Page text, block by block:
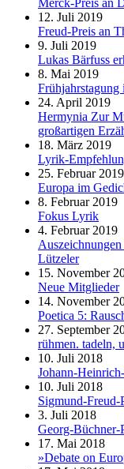
12. Juli 2019
Freud-Preis an
9. Juli 2019
Lukas Bärfuss
8. Mai 2019
24. April 2019
Hermynia Zur
großartigen
18. März 2019
Lyrik-
25. Februar 2019
Europa im
8. Februar 2019
Fokus Lyrik
4. Februar 2019
Lützeler
15. November
Neue Mitglieder
14. November
Poetica 5:
27. September
rühmen. tadeln,
10. Juli 2018
Johann-
10. Juli 2018
Sigmund-
3. Juli 2018
Georg-Büchner-
17. Mai 2018
»Debate on